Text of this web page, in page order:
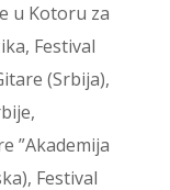
u Kotoru za
Festival
(Srbija),
”Akademija
Festival